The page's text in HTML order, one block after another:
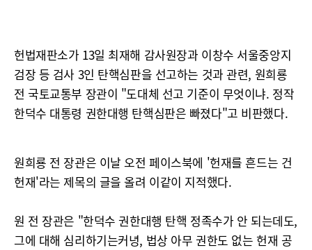
헌법재판소가 13일 최재해 감사원장과 이창수 서울중앙지
검장 등 검사 3인 탄핵심판을 선고하는 것과 관련, 원희룡
전 국토교통부 장관이 "도대체 선고 기준이 무엇이냐. 정작
한덕수 대통령 권한대행 탄핵심판은 빠졌다"고 비판했다.
원희룡 전 장관은 이날 오전 페이스북에 '헌재를 흔드는 건
헌재'라는 제목의 글을 올려 이같이 지적했다.
원 전 장관은 "한덕수 권한대행 탄핵 정족수가 안 되는데도,
그에 대해 심리하기는커녕, 법상 아무 권한도 없는 헌재 공